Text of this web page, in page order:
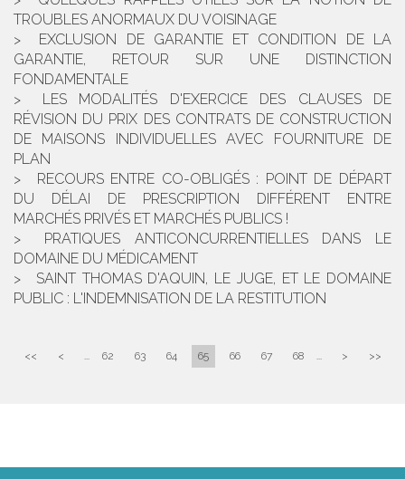
TROUBLES ANORMAUX DU VOISINAGE
EXCLUSION DE GARANTIE ET CONDITION DE LA
GARANTIE, RETOUR SUR UNE DISTINCTION
FONDAMENTALE
LES MODALITÉS D'EXERCICE DES CLAUSES DE
RÉVISION DU PRIX DES CONTRATS DE CONSTRUCTION
DE MAISONS INDIVIDUELLES AVEC FOURNITURE DE
PLAN
RECOURS ENTRE CO-OBLIGÉS : POINT DE DÉPART
DU DÉLAI DE PRESCRIPTION DIFFÉRENT ENTRE
MARCHÉS PRIVÉS ET MARCHÉS PUBLICS !
PRATIQUES ANTICONCURRENTIELLES DANS LE
DOMAINE DU MÉDICAMENT
SAINT THOMAS D'AQUIN, LE JUGE, ET LE DOMAINE
PUBLIC : L'INDEMNISATION DE LA RESTITUTION
<< < ... 62 63 64 65 66 67 68 ... > >>